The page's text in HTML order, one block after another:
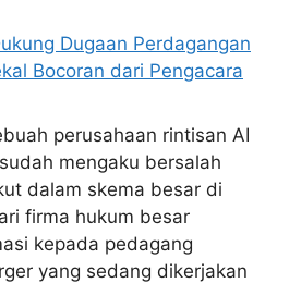
perusahaan rintisan AI
mengaku bersalah
dalam skema besar di
firma hukum besar
kepada pedagang
yang sedang dikerjakan